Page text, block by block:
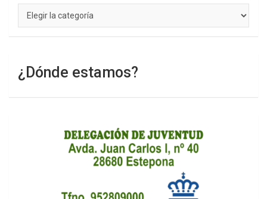
Categorías
¿Dónde estamos?